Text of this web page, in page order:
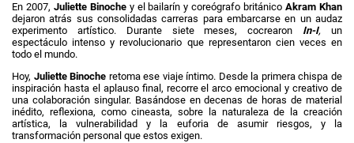
En 2007, Juliette Binochey el bailarín y coreógrafo británicoAkram Khan
dejaron atrás sus consolidadas carreras para embarcarse en un audaz
experimento artístico. Durante siete meses, cocrearon In-I, un
espectáculo intenso y revolucionario que representaron cien veces en
todo el mundo.
Hoy, Juliette Binoche retoma ese viaje íntimo. Desde la primera chispa de
inspiración hasta el aplauso final, recorre el arco emocional y creativo de
una colaboración singular. Basándose en decenas de horas de material
inédito, reflexiona, como cineasta, sobre la naturaleza de la creación
artística, la vulnerabilidad y la euforia de asumir riesgos, y la
transformación personal que estos exigen.